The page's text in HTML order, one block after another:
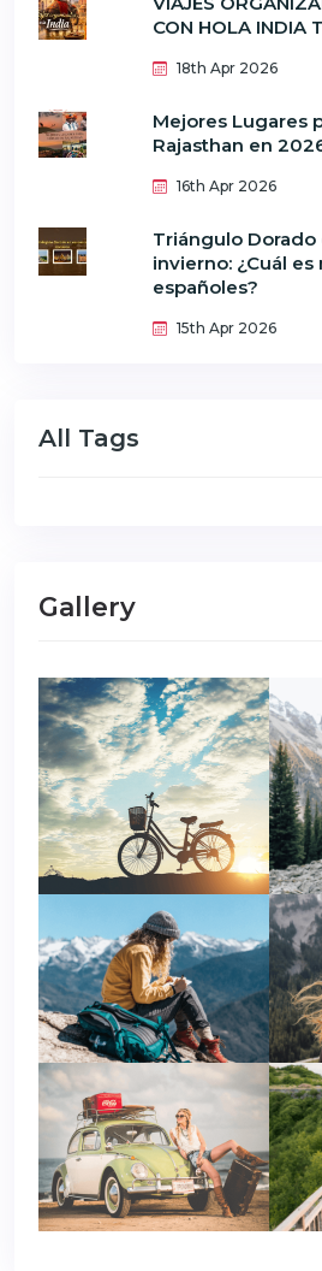
CON HOLA INDIA
18th Apr 2026
Mejores Lugares
Rajasthan en
16th Apr 2026
Triángulo Dorado
invierno: ¿Cuál
españoles?
15th Apr 2026
All Tags
Gallery